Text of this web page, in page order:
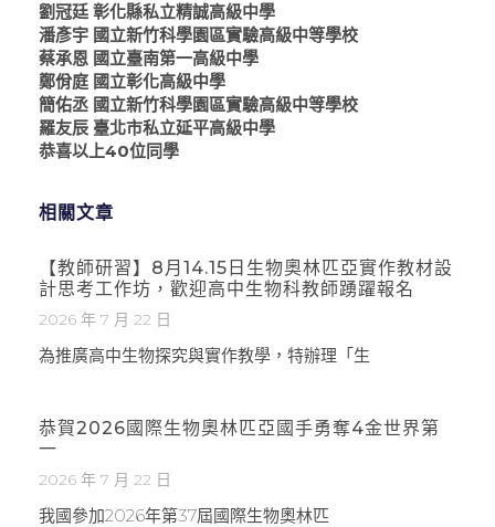
劉冠廷 彰化縣私立精誠高級中學
潘彥宇 國立新竹科學園區實驗高級中等學校
蔡承恩 國立臺南第一高級中學
鄭佾庭 國立彰化高級中學
簡佑丞 國立新竹科學園區實驗高級中等學校
羅友辰 臺北市私立延平高級中學
恭喜以上40位同學
相關文章
【教師研習】8月14.15日生物奧林匹亞實作教材設
計思考工作坊，歡迎高中生物科教師踴躍報名
2026 年 7 月 22 日
為推廣高中生物探究與實作教學，特辦理「生
恭賀2026國際生物奧林匹亞國手勇奪4金世界第
一
2026 年 7 月 22 日
我國參加2026年第37屆國際生物奧林匹